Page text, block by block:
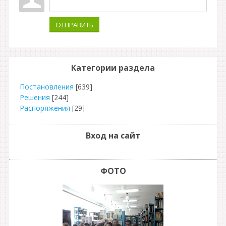
ОТПРАВИТЬ
Категории раздела
Постановления [639]
Решения [244]
Распоряжения [29]
Вход на сайт
ФОТО